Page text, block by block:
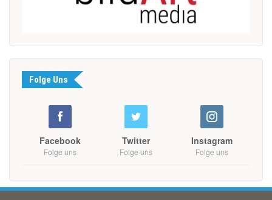
Folge Uns
Facebook
Folge uns
Twitter
Folge uns
Instagram
Folge uns